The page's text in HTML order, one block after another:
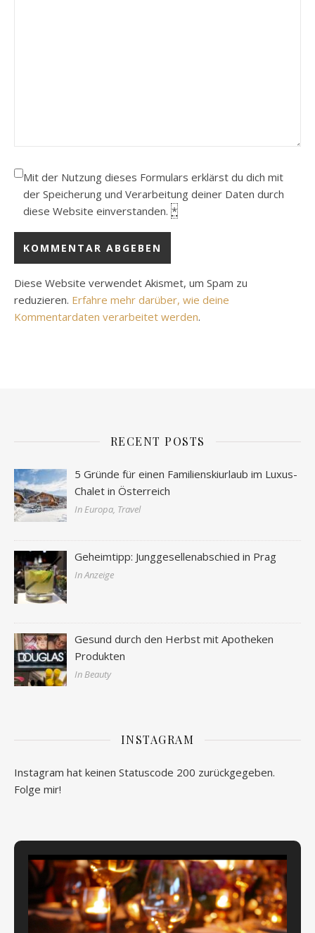
Mit der Nutzung dieses Formulars erklärst du dich mit
der Speicherung und Verarbeitung deiner Daten durch
diese Website einverstanden. *
Diese Website verwendet Akismet, um Spam zu
reduzieren. Erfahre mehr darüber, wie deine
Kommentardaten verarbeitet werden.
RECENT POSTS
5 Gründe für einen Familienskiurlaub im Luxus-
Chalet in Österreich
In Europa, Travel
Geheimtipp: Junggesellenabschied in Prag
In Anzeige
Gesund durch den Herbst mit Apotheken
Produkten
In Beauty
INSTAGRAM
Instagram hat keinen Statuscode 200 zurückgegeben.
Folge mir!